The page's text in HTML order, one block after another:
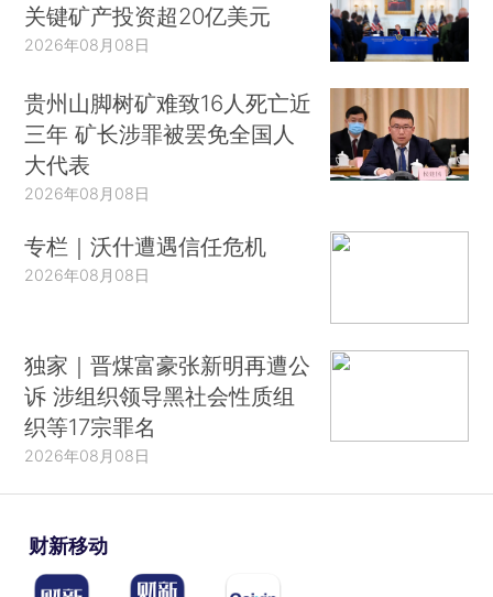
关键矿产投资超20亿美元
2026年08月08日
贵州山脚树矿难致16人死亡近
三年 矿长涉罪被罢免全国人
大代表
2026年08月08日
专栏｜沃什遭遇信任危机
2026年08月08日
独家｜晋煤富豪张新明再遭公
诉 涉组织领导黑社会性质组
织等17宗罪名
2026年08月08日
财新移动